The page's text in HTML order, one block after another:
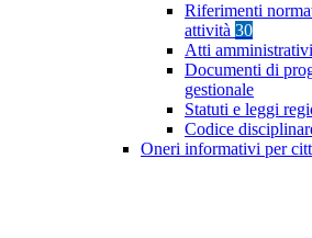
Riferimenti
attività 30
Atti
Documenti di
gestionale
Statuti e leggi
Codice
Oneri informativi per